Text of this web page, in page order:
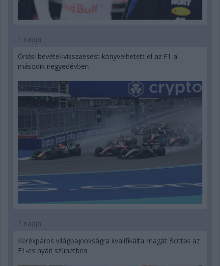
1 napja
Óriási bevétel-visszaesést könyvelhetett el az F1 a
második negyedévben
2 napja
Kerékpáros világbajnokságra kvalifikálta magát Bottas az
F1-es nyári szünetben